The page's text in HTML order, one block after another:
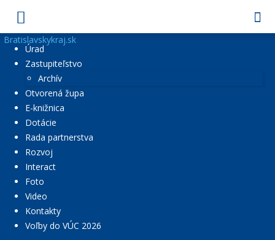
Bratislavskykraj.sk
Úrad
Zastupiteľstvo
Archív
Otvorená župa
E-knižnica
Dotácie
Rada partnerstva
Rozvoj
Interact
Foto
Video
Kontakty
Voľby do VÚC 2026